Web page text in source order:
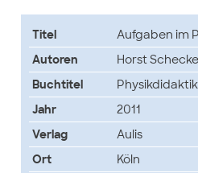
Titel
Aufgaben im
Autoren
Horst
Buchtitel
Jahr
2011
Verlag
Aulis
Ort
Köln